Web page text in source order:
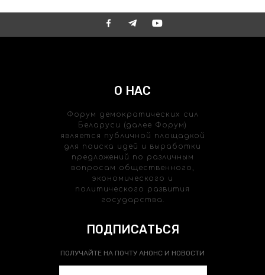
О НАС
Форум демократических сил
Беларуси (далее Форум)
является публичной площадкой
для поиска идей и выработки
предложений по различным
вопросам общественного,
экономического и
политического развития
государства.
ПОДПИСАТЬСЯ
ПОЛУЧАЙТЕ НА ПОЧТУ АНОНС И НОВОСТИ